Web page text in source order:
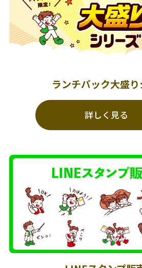
ランチパック大盛
詳しく見る